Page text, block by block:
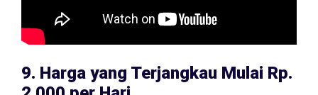
9. Harga yang Terjangkau Mulai Rp.